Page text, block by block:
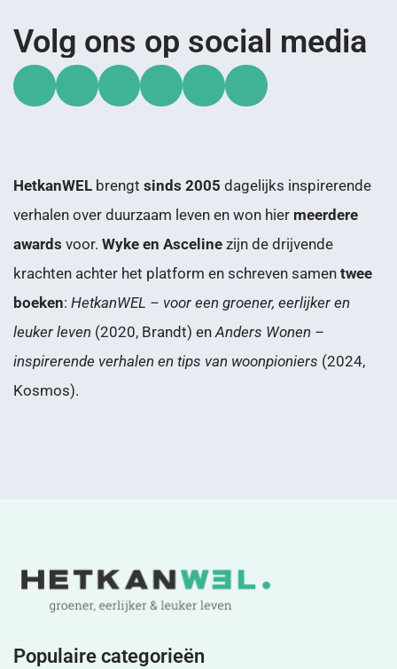
Volg ons op social media
HetkanWEL brengt sinds 2005 dagelijks inspirerende
verhalen over duurzaam leven en won hier meerdere
awards voor. Wyke en Asceline zijn de drijvende
krachten achter het platform en schreven samen twee
boeken: HetkanWEL – voor een groener, eerlijker en
leuker leven (2020, Brandt) enAnders Wonen –
inspirerende verhalen en tips van woonpioniers (2024,
Kosmos).
Populaire categorieën